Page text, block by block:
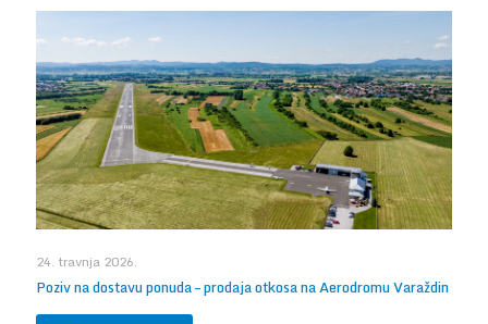
24. travnja 2026.
Poziv na dostavu ponuda – prodaja otkosa na Aerodromu Varaždin